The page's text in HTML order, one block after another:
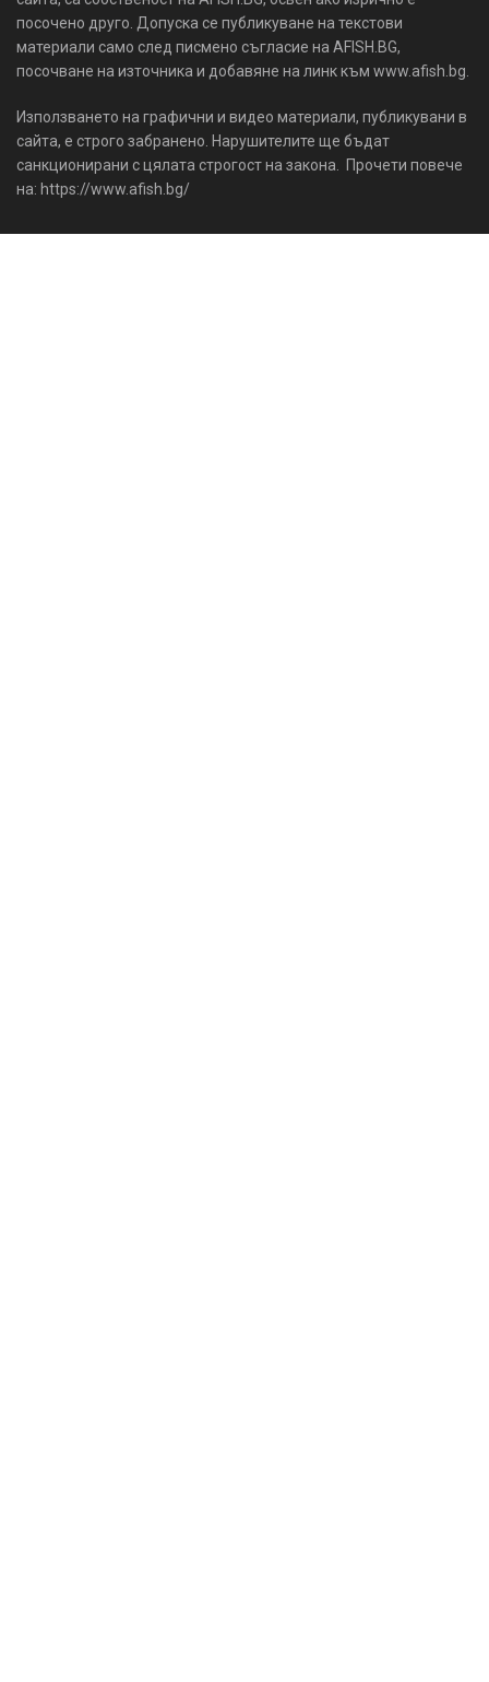
посочено друго. Допуска се публикуване на текстови
материали само след писмено съгласие на AFISH.BG,
посочване на източника и добавяне на линк към www.afish.bg.
Използването на графични и видео материали, публикувани в
сайта, е строго забранено. Нарушителите ще бъдат
санкционирани с цялата строгост на закона. Прочети повече
на: https://www.afish.bg/